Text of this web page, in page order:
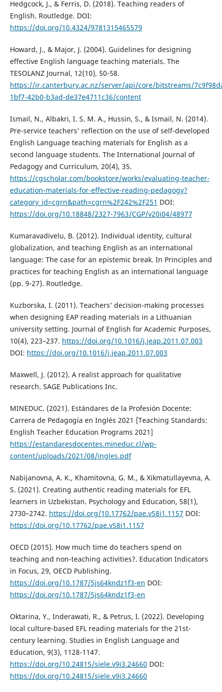
Hedgcock, J., & Ferris, D. (2018). Teaching readers of
English. Routledge. DOI:
https://doi.org/10.4324/9781315465579
Howard, J., & Major, J. (2004). Guidelines for designing
effective English language teaching materials. The
TESOLANZ Journal, 12(10), 50-58.
https://ir.canterbury.ac.nz/server/api/core/bitstreams/
1bf7-42b0-b3ad-de37e4711c36/content
Ismail, N., Albakri, I. S. M. A., Hussin, S., & Ismail, N. (2014).
Pre-service teachers’ reflection on the use of self-developed
English Language teaching materials for English as a
second language students. The International Journal of
Pedagogy and Curriculum, 20(4), 35.
https://cgscholar.com/bookstore/works/evaluating-teacher-
education-materials-for-effective-reading-pedagogy?
category_id=cgrn&path=cgrn%2F242%2F251 DOI:
https://doi.org/10.18848/2327-7963/CGP/v20i04/48977
Kumaravadivelu, B. (2012). Individual identity, cultural
globalization, and teaching English as an international
language: The case for an epistemic break. In Principles and
practices for teaching English as an international language
(pp. 9-27). Routledge.
Kuzborska, I. (2011). Teachers’ decision-making processes
when designing EAP reading materials in a Lithuanian
university setting. Journal of English for Academic Purposes,
10(4), 223–237. https://doi.org/10.1016/j.jeap.2011.07.003
DOI: https://doi.org/10.1016/j.jeap.2011.07.003
Maxwell, J. (2012). A realist approach for qualitative
research. SAGE Publications Inc.
MINEDUC. (2021). Estándares de la Profesión Docente:
Carrera de Pedagogía en Inglés 2021 [Teaching Standards:
English Teacher Education Programs 2021]
https://estandaresdocentes.mineduc.cl/wp-
content/uploads/2021/08/ingles.pdf
Nabijanovna, A. K., Khamitovna, G. M., & Xikmatullayevna, A.
S. (2021). Creating authentic reading materials for EFL
learners in Uzbekistan. Psychology and Education, 58(1),
2730–2742. https://doi.org/10.17762/pae.v58i1.1157 DOI:
https://doi.org/10.17762/pae.v58i1.1157
OECD (2015). How much time do teachers spend on
teaching and non-teaching activities?. Education Indicators
in Focus, 29, OECD Publishing.
https://doi.org/10.1787/5js64kndz1f3-en DOI:
https://doi.org/10.1787/5js64kndz1f3-en
Oktarina, Y., Inderawati, R., & Petrus, I. (2022). Developing
local culture-based EFL reading materials for the 21st-
century learning. Studies in English Language and
Education, 9(3), 1128-1147.
https://doi.org/10.24815/siele.v9i3.24660 DOI:
https://doi.org/10.24815/siele.v9i3.24660